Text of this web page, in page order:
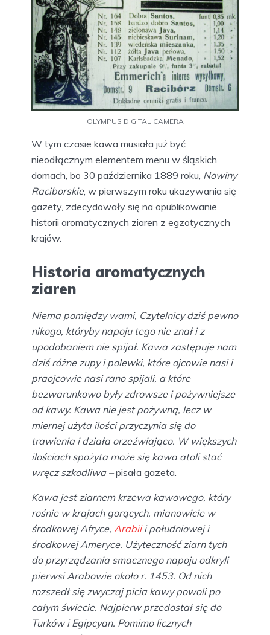
OLYMPUS DIGITAL CAMERA
W tym czasie kawa musiała już być
nieodłącznym elementem menu w śląskich
domach, bo 30 października 1889 roku, Nowiny
Raciborskie, w pierwszym roku ukazywania się
gazety, zdecydowały się na opublikowanie
historii aromatycznych ziaren z egzotycznych
krajów.
Historia aromatycznych
ziaren
Niema pomiędzy wami, Czytelnicy dziś pewno
nikogo, któryby napoju tego nie znał i z
upodobaniem nie spijał. Kawa zastępuje nam
dziś różne zupy i polewki, które ojcowie nasi i
praojcowie nasi rano spijali, a które
bezwarunkowo były zdrowsze i pożywniejsze
od kawy. Kawa nie jest pożywną, lecz w
miernej użyta ilości przyczynia się do
trawienia i działa orzeźwiająco. W większych
ilościach spożyta może się kawa atoli stać
wręcz szkodliwa –pisała gazeta.
Kawa jest ziarnem krzewa kawowego, który
rośnie w krajach gorących, mianowicie w
środkowej Afryce, Arabiii południowej i
środkowej Ameryce. Użyteczność ziarn tych
do przyrządzania smacznego napoju odkryli
pierwsi Arabowie około r. 1453. Od nich
rozszedł się zwyczaj picia kawy powoli po
całym świecie. Najpierw przedostał się do
Turków i Egipcyan. Pomimo licznych